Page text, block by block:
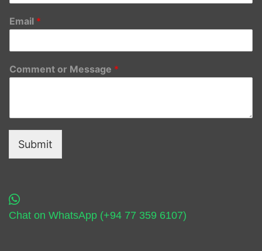
Email *
Comment or Message *
Submit
Chat on WhatsApp (+94 77 359 6107)